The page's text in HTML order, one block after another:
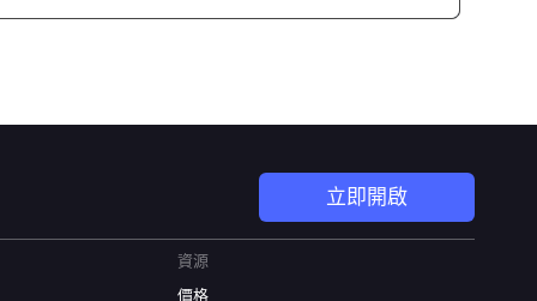
立即開啟
資源
價格